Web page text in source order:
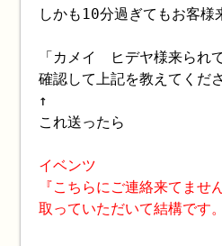
しかも10分過ぎてもお客様
「カメイ ヒデヤ様来られ
確認して上記を教えてくだ
↑
これ送ったら
イベンツ
『こちらにご連絡来てませ
取っていただいて結構です。